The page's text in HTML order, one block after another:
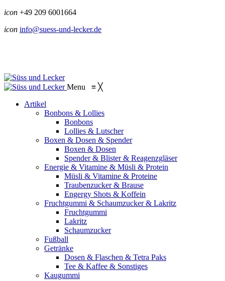
icon +49 209 6001664
icon info@suess-und-lecker.de
Menu ≡ ╳
Artikel
Bonbons & Lollies
Bonbons
Lollies & Lutscher
Boxen & Dosen & Spender
Boxen & Dosen
Spender & Blister & Reagenzgläser
Energie & Vitamine & Müsli & Protein
Müsli & Vitamine & Proteine
Traubenzucker & Brause
Engergy Shots & Koffein
Fruchtgummi & Schaumzucker & Lakritz
Fruchtgummi
Lakritz
Schaumzucker
Fußball
Getränke
Dosen & Flaschen & Tetra Paks
Tee & Kaffee & Sonstiges
Kaugummi